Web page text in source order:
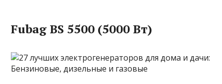
Fubag BS 5500 (5000 Вт)